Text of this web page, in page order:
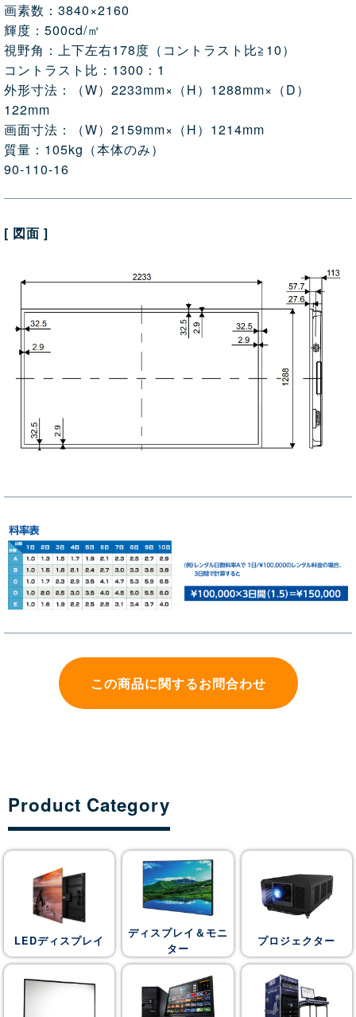
画素数：3840×2160
輝度：500cd/㎡
視野角：上下左右178度（コントラスト比≧10）
コントラスト比：1300：1
外形寸法：（W）2233mm×（H）1288mm×（D）
122mm
画面寸法：（W）2159mm×（H）1214mm
質量：105kg（本体のみ）
90-110-16
[ 図面 ]
この商品に関するお問合わせ
Product Category
LEDディスプレイ
ディスプレイ＆モニ
ター
プロジェクター